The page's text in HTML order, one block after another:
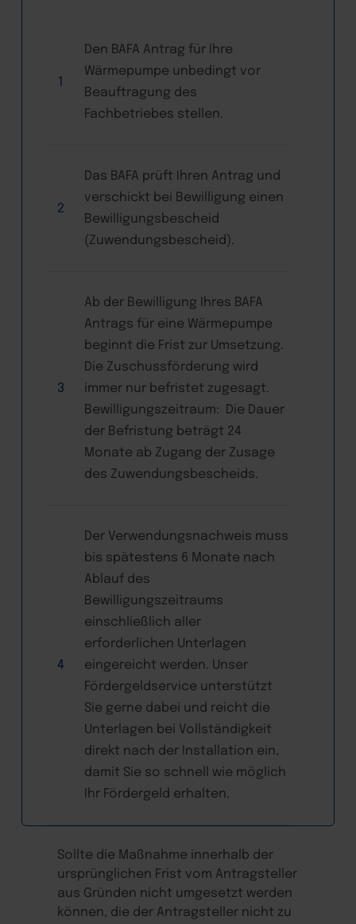
1
Den BAFA Antrag für Ihre
Wärmepumpe unbedingt vor
Beauftragung des
Fachbetriebes stellen.
2
Das BAFA prüft Ihren Antrag und
verschickt bei Bewilligung einen
Bewilligungsbescheid
(Zuwendungsbescheid).
3
Ab der Bewilligung Ihres BAFA
Antrags für eine Wärmepumpe
beginnt die Frist zur Umsetzung.
Die Zuschussförderung wird
immer nur befristet zugesagt.
Bewilligungszeitraum: Die Dauer
der Befristung beträgt 24
Monate ab Zugang der Zusage
des Zuwendungsbescheids.
4
Der Verwendungsnachweis muss
bis spätestens 6 Monate nach
Ablauf des
Bewilligungszeitraums
einschließlich aller
erforderlichen Unterlagen
eingereicht werden. Unser
Fördergeldservice unterstützt
Sie gerne dabei und reicht die
Unterlagen bei Vollständigkeit
direkt nach der Installation ein,
damit Sie so schnell wie möglich
Ihr Fördergeld erhalten.
Sollte die Maßnahme innerhalb der
ursprünglichen Frist vom Antragsteller
aus Gründen nicht umgesetzt werden
können, die der Antragsteller nicht zu